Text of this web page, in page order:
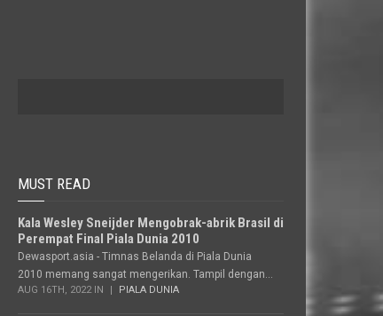
MUST READ
Kala Wesley Sneijder Mengobrak-abrik Brasil di
Perempat Final Piala Dunia 2010
Dewasport.asia - Timnas Belanda di Piala Dunia
2010 memang sangat mengerikan. Tampil dengan...
AUG 16TH, 2022 IN PIALA DUNIA